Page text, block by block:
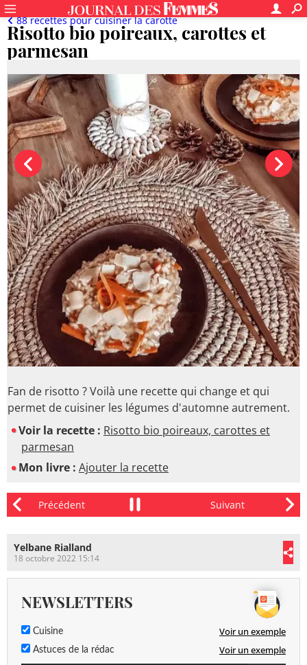
Risotto bio poireaux, carottes et
parmesan
88 recettes pour cuisiner la carotte
Fan de risotto ? Voilà une recette qui change et qui
permet de cuisiner les légumes d'automne autrement.
Voir la recette : Risotto bio poireaux, carottes et
parmesan
Mon livre : Ajouter la recette
Yelbane Rialland
18 octobre 2022 15:14
NEWSLETTERS
Cuisine Voir un exemple
Astuces de la rédac Voir un exemple